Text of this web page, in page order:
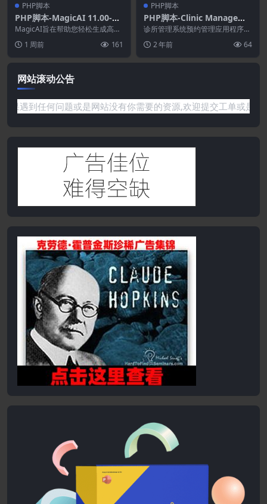
PHP脚本
PHP脚本-MagicAI 11.00-O
penAI内容.文本.图像.聊天.
代码生成器作为SaaS
MagicAI旨在帮助您轻松生成高质
量文本。借助我们直观的界面和强
大的功能，您可...
1 周前 161
PHP脚本
PHP脚本-Clinic Manageme
nt System 8.1.0–医患预约
管理系统
诊所管理系统预约管理应用程序，
允许医院和医生安排时间并让患者
根据可用时段进行预约...
2 年前 64
网站滚动公告
息资源!如果遇到任何问题或是网站没有你需要的资源,欢迎提交